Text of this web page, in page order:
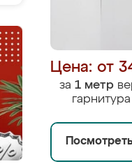
Цена: от
за 1 метр